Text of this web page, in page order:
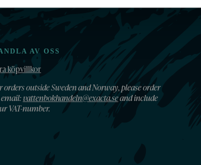
AV OSS
köpvillkor
orders outside Sweden and Norway, please order
vattenbokhandeln@exacta.seand include
VAT-number.